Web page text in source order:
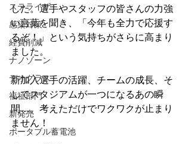
ステライザ
感染対策
経費削減
ナノゾーン
デオグラス
福祉部門
新発売
ポータブル蓄電池
した。選手やスタッフの皆さんの力強
い言葉を聞き、「今年も全力で応援す
るぞ！」という気持ちがさらに高まり
ました。
新加入選手の活躍、チームの成長、そ
してスタジアムが一つになるあの瞬
間…。考えただけでワクワクが止まり
ません！